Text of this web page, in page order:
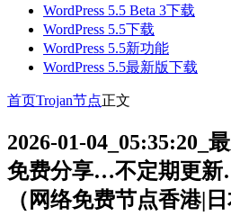
WordPress 5.5 Beta 3下载
WordPress 5.5下载
WordPress 5.5新功能
WordPress 5.5最新版下载
首页Trojan节点正文
2026-01-04_05:35:20_
免费分享…不定期更
（网络免费节点香港|